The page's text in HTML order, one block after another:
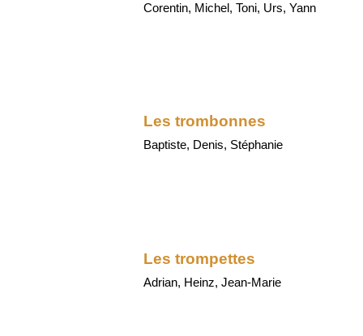
Corentin, Michel, Toni, Urs, Yann
Les trombonnes
Baptiste, Denis, Stéphanie
Les trompettes
Adrian, Heinz, Jean-Marie